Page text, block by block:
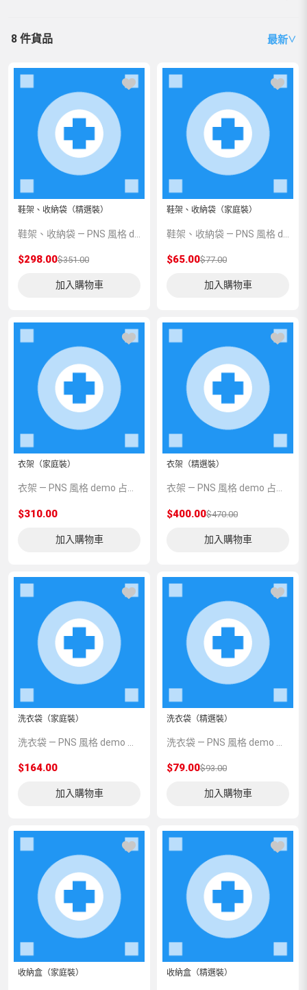
8 件貨品 最新∨
鞋架、收納袋（精選裝）
$298.00$351.00
加入購物車
鞋架、收納袋（家庭裝）
$65.00$77.00
加入購物車
衣架（家庭裝）
衣架 — PNS 風格 demo 占位商品，方便首頁與分類頁版位演示，上線前由業務替換為真實 SKU。
$310.00
加入購物車
衣架（精選裝）
衣架 — PNS 風格 demo 占位商品，方便首頁與分類頁版位演示，上線前由業務替換為真實 SKU。
$400.00$470.00
加入購物車
洗衣袋（家庭裝）
$164.00
加入購物車
洗衣袋（精選裝）
$79.00$93.00
加入購物車
收納盒（家庭裝） 收納盒（精選裝）